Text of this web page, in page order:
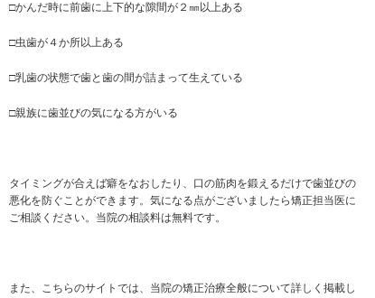
□かんだ時に前歯に上下的な隙間が２㎜以上ある
□虫歯が４か所以上ある
□乳歯の状態で歯と歯の間が詰まって生えている
□親族に歯並びの気になる方がいる
タイミングが合えば癖をなおしたり、口の筋肉を鍛えるだけで歯並びの
悪化を防ぐことができます。気になる点がございましたら矯正担当医に
ご相談ください。当院の相談料は無料です。
また、こちらのサイトでは、当院の矯正治療全般について詳しく掲載し